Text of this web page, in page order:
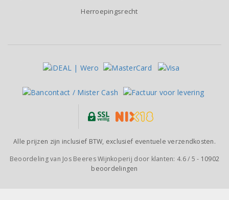
Herroepingsrecht
Alle prijzen zijn inclusief BTW, exclusief eventuele verzendkosten.
Beoordeling van Jos Beeres Wijnkoperij door klanten: 4.6/ 5 - 10902
beoordelingen